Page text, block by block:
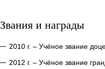
Звания и награды
2010 г. – Учёное звание
2012 г. – Учёное звание